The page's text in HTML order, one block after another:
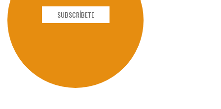
SUBSCRÍBETE